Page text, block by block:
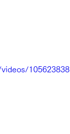
105623838